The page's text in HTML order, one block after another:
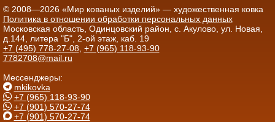
© 2008—2026 «Мир кованых изделий» — художественная ковка
Политика в отношении обработки персональных данных
Московская область, Одинцовский район, с. Акулово, ул. Новая,
д.144, литера "Б", 2-ой этаж, каб. 19
+7 (495) 778-27-08, +7 (965) 118-93-90
7782708@mail.ru
Мессенджеры:
mkikovka
+7 (965) 118-93-90
+7 (901) 570-27-74
+7 (901) 570-27-74